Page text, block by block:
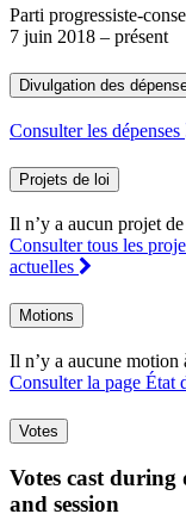
Parti progressiste-
7 juin 2018 – présent
Divulgation des
Consulter les dépenses
Projets de loi
Il n’y a aucun projet
Consulter tous les
actuelles
Motions
Il n’y a aucune motion
Consulter la page État
Votes
Votes cast
and session